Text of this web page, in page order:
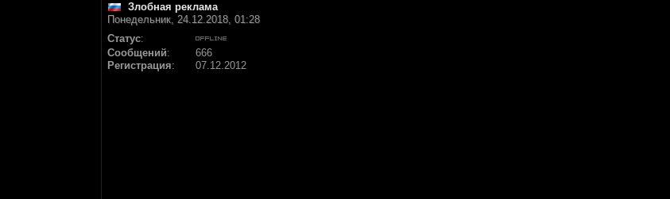
Злобная реклама
Понедельник, 24.12.2018, 01:28
Статус:
Сообщений:
666
Регистрация: 07.12.2012